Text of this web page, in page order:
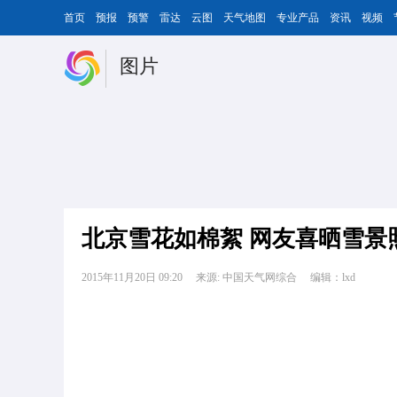
首页 预报 预警 雷达 云图 天气地图 专业产品 资讯 视频
图片
北京雪花如棉絮 网友喜晒雪景
2015年11月20日 09:20 来源: 中国天气网综合 编辑：lxd